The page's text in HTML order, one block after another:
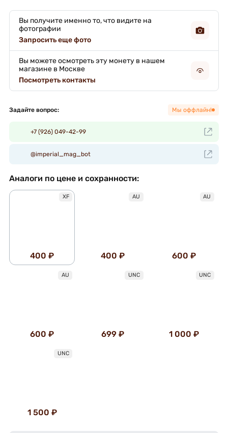
Вы получите именно то, что видите на
фотографии
Запросить еще фото
Вы можете осмотреть эту монету в нашем
магазине в Москве
Посмотреть контакты
Задайте вопрос: Мы оффлайн!
+7 (926) 049-42-99
@imperial_mag_bot
Аналоги по цене и сохранности:
XF
400 ₽
AU
400 ₽
AU
600 ₽
AU
600 ₽
UNC
699 ₽
UNC
1 000 ₽
UNC
1 500 ₽